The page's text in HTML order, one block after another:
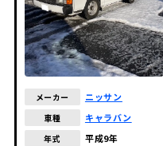
メーカー ニッサン
車種 キャラバン
年式 平成9年